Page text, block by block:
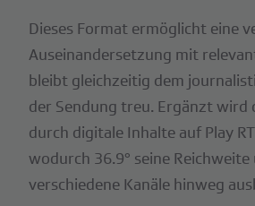
Dieses Format ermöglicht eine
Auseinandersetzung mit
bleibt gleichzeitig dem
der Sendung treu. Ergänzt wird
durch digitale Inhalte auf Play
wodurch 36.9° seine Reichweite
verschiedene Kanäle hinweg